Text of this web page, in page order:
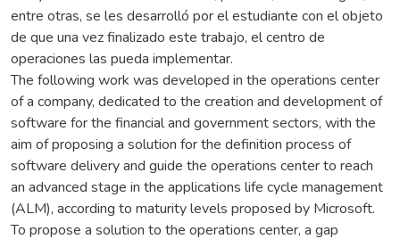
entre otras, se les desarrolló por el estudiante con el objeto
de que una vez finalizado este trabajo, el centro de
operaciones las pueda implementar.
The following work was developed in the operations center
of a company, dedicated to the creation and development of
software for the financial and government sectors, with the
aim of proposing a solution for the definition process of
software delivery and guide the operations center to reach
an advanced stage in the applications life cycle management
(ALM), according to maturity levels proposed by Microsoft.
To propose a solution to the operations center, a gap